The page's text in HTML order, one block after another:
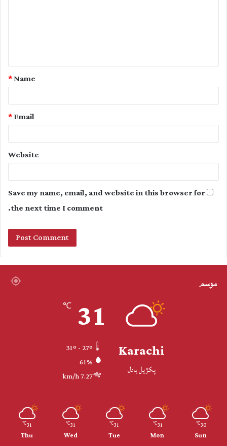
t
Name
*
Email
*
Website
Save my name, email, and website in this browser for
the next time I comment.
موسم
Karachi
پکڙيل بادل
31
℃
61%
7.27 km/h
30
℃
Sun
31
℃
Mon
31
℃
Tue
31
℃
Wed
31
℃
Thu